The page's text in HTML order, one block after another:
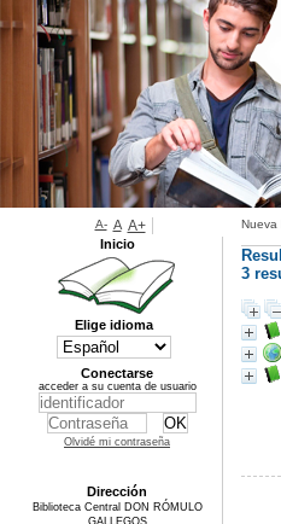
Nueva
3
A- A A+
Inicio
Elige idioma
Conectarse
acceder a su cuenta de usuario
Olvidé mi contraseña
Dirección
Biblioteca Central DON RÓMULO
GALLEGOS